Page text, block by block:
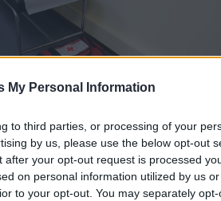
My Personal Information
to third parties, or processing of your
by us, please use the below opt-out
your opt-out request is processed
on personal information utilized by us
to your opt-out. You may separately
του Ελληνικού Ερυθρού
μια ζωή στο
Αθηνών